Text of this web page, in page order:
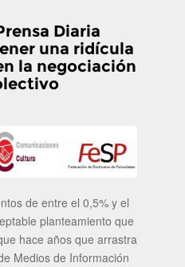
Diaria
una ridícula
la negociación
de entre el 0,5% y el
planteamiento que
hace años que arrastra
Medios de Información